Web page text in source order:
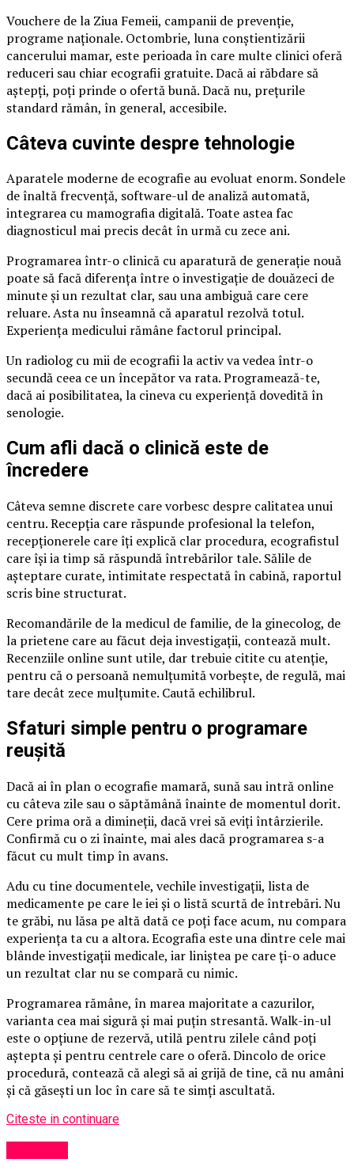
Vouchere de la Ziua Femeii, campanii de prevenție,
programe naționale. Octombrie, luna conștientizării
cancerului mamar, este perioada în care multe clinici oferă
reduceri sau chiar ecografii gratuite. Dacă ai răbdare să
aștepți, poți prinde o ofertă bună. Dacă nu, prețurile
standard rămân, în general, accesibile.
Câteva cuvinte despre tehnologie
Aparatele moderne de ecografie au evoluat enorm. Sondele
de înaltă frecvență, software-ul de analiză automată,
integrarea cu mamografia digitală. Toate astea fac
diagnosticul mai precis decât în urmă cu zece ani.
Programarea într-o clinică cu aparatură de generație nouă
poate să facă diferența între o investigație de douăzeci de
minute și un rezultat clar, sau una ambiguă care cere
reluare. Asta nu înseamnă că aparatul rezolvă totul.
Experiența medicului rămâne factorul principal.
Un radiolog cu mii de ecografii la activ va vedea într-o
secundă ceea ce un începător va rata. Programează-te,
dacă ai posibilitatea, la cineva cu experiență dovedită în
senologie.
Cum afli dacă o clinică este de
încredere
Câteva semne discrete care vorbesc despre calitatea unui
centru. Recepția care răspunde profesional la telefon,
recepționerele care îți explică clar procedura, ecografistul
care își ia timp să răspundă întrebărilor tale. Sălile de
așteptare curate, intimitate respectată în cabină, raportul
scris bine structurat.
Recomandările de la medicul de familie, de la ginecolog, de
la prietene care au făcut deja investigații, contează mult.
Recenziile online sunt utile, dar trebuie citite cu atenție,
pentru că o persoană nemulțumită vorbește, de regulă, mai
tare decât zece mulțumite. Caută echilibrul.
Sfaturi simple pentru o programare
reușită
Dacă ai în plan o ecografie mamară, sună sau intră online
cu câteva zile sau o săptămână înainte de momentul dorit.
Cere prima oră a dimineții, dacă vrei să eviți întârzierile.
Confirmă cu o zi înainte, mai ales dacă programarea s-a
făcut cu mult timp în avans.
Adu cu tine documentele, vechile investigații, lista de
medicamente pe care le iei și o listă scurtă de întrebări. Nu
te grăbi, nu lăsa pe altă dată ce poți face acum, nu compara
experiența ta cu a altora. Ecografia este una dintre cele mai
blânde investigații medicale, iar liniștea pe care ți-o aduce
un rezultat clar nu se compară cu nimic.
Programarea rămâne, în marea majoritate a cazurilor,
varianta cea mai sigură și mai puțin stresantă. Walk-in-ul
este o opțiune de rezervă, utilă pentru zilele când poți
aștepta și pentru centrele care o oferă. Dincolo de orice
procedură, contează că alegi să ai grijă de tine, că nu amâni
și că găsești un loc în care să te simți ascultată.
Citeste in continuare